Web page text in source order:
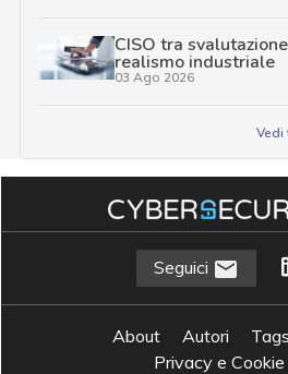
CISO tra
realismo industriale
03 Ago 2026
Seguici
About Autori Tags
Privacy e